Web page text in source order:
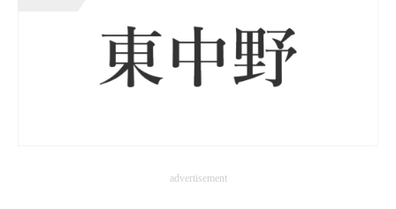
進化するPCとデバイスの未来
好きが集まる 比べて選べる
advertisement